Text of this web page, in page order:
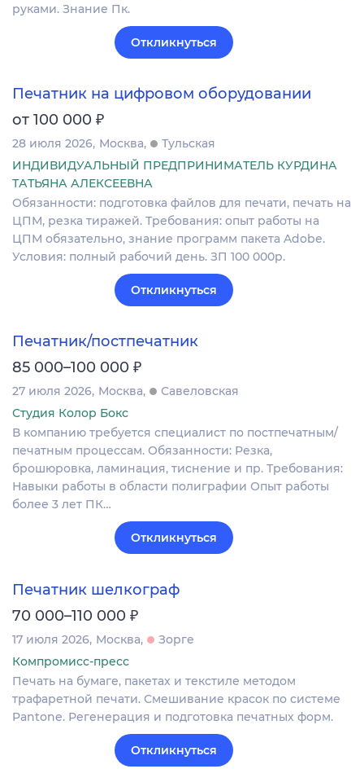
руками. Знание Пк.
Откликнуться
Печатник на цифровом оборудовании
от 100 000 ₽
28 июля 2026 Москва
Тульская
ИНДИВИДУАЛЬНЫЙ ПРЕДПРИНИМАТЕЛЬ КУРДИНА
ТАТЬЯНА АЛЕКСЕЕВНА
Обязанности: подготовка файлов для печати, печать на
ЦПМ, резка тиражей. Требования: опыт работы на
ЦПМ обязательно, знание программ пакета Adobe.
Условия: полный рабочий день. ЗП 100 000р.
Откликнуться
Печатник/постпечатник
85 000–100 000 ₽
27 июля 2026 Москва
Савеловская
Студия Колор Бокс
В компанию требуется специалист по постпечатным/
печатным процессам. Обязанности: Резка,
брошюровка, ламинация, тиснение и пр. Требования:
Навыки работы в области полиграфии Опыт работы
более 3 лет ПК…
Откликнуться
Печатник шелкограф
70 000–110 000 ₽
17 июля 2026 Москва
Зорге
Компромисс-пресс
Печать на бумаге, пакетах и текстиле методом
трафаретной печати. Смешивание красок по системе
Pantone. Регенерация и подготовка печатных форм.
Откликнуться